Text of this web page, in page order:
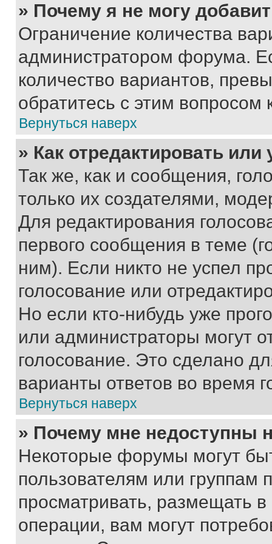
» Почему я не могу
Ограничение количества
администратором форума.
количество вариантов,
обратитесь с этим вопросом
Вернуться наверх
» Как отредактировать
Так же, как и сообщения,
только их создателями,
Для редактирования
первого сообщения в теме
ним). Если никто не успел
голосование или
Но если кто-нибудь уже
или администраторы могут
голосование. Это сделано
варианты ответов во время
Вернуться наверх
» Почему мне недоступны
Некоторые форумы могут
пользователям или группам
просматривать, размещать
операции, вам могут